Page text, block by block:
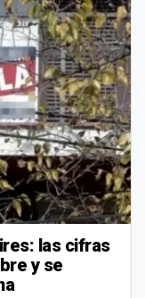
las cifras
y se